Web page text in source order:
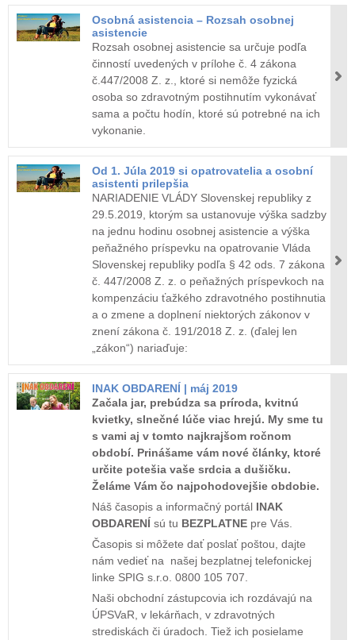
Osobná asistencia – Rozsah osobnej
asistencie
Rozsah osobnej asistencie sa určuje podľa
činností uvedených v prílohe č. 4 zákona
č.447/2008 Z. z., ktoré si nemôže fyzická
osoba so zdravotným postihnutím vykonávať
sama a počtu hodín, ktoré sú potrebné na ich
vykonanie.
Od 1. Júla 2019 si opatrovatelia a osobní
asistenti prilepšia
NARIADENIE VLÁDY Slovenskej republiky z
29.5.2019, ktorým sa ustanovuje výška sadzby
na jednu hodinu osobnej asistencie a výška
peňažného príspevku na opatrovanie Vláda
Slovenskej republiky podľa § 42 ods. 7 zákona
č. 447/2008 Z. z. o peňažných príspevkoch na
kompenzáciu ťažkého zdravotného postihnutia
a o zmene a doplnení niektorých zákonov v
znení zákona č. 191/2018 Z. z. (ďalej len
„zákon“) nariaďuje:
INAK OBDARENÍ | máj 2019
Začala jar, prebúdza sa príroda, kvitnú
kvietky, slnečné lúče viac hrejú. My sme tu
s vami aj v tomto najkrajšom ročnom
období. Prinášame vám nové články, ktoré
určite potešia vaše srdcia a dušičku.
Želáme Vám čo najpohodovejšie obdobie.
Náš časopis a informačný portál INAK
OBDARENÍ sú tu BEZPLATNE pre Vás.
Časopis si môžete dať poslať poštou, dajte
nám vedieť na našej bezplatnej telefonickej
linke SPIG s.r.o. 0800 105 707.
Naši obchodní zástupcovia ich rozdávajú na
ÚPSVaR, v lekárňach, v zdravotných
strediskách či úradoch. Tiež ich posielame